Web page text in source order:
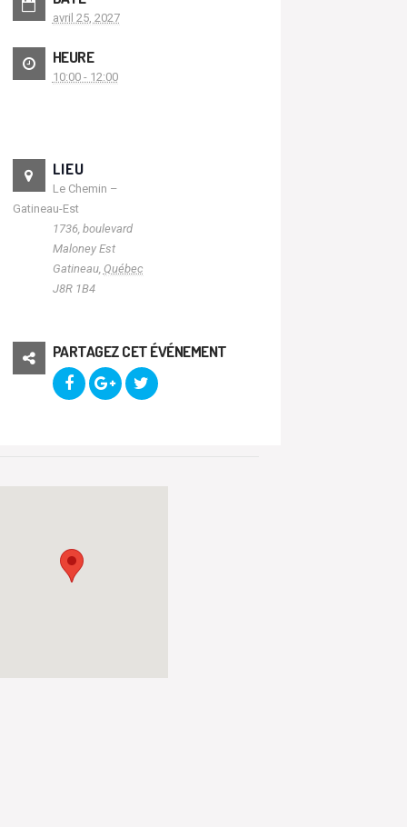
avril 25, 2027
HEURE
10:00 - 12:00
LIEU
Le Chemin –
Gatineau-Est
1736, boulevard
Maloney Est
Gatineau, Québec
J8R 1B4
PARTAGEZ CET ÉVÉNEMENT